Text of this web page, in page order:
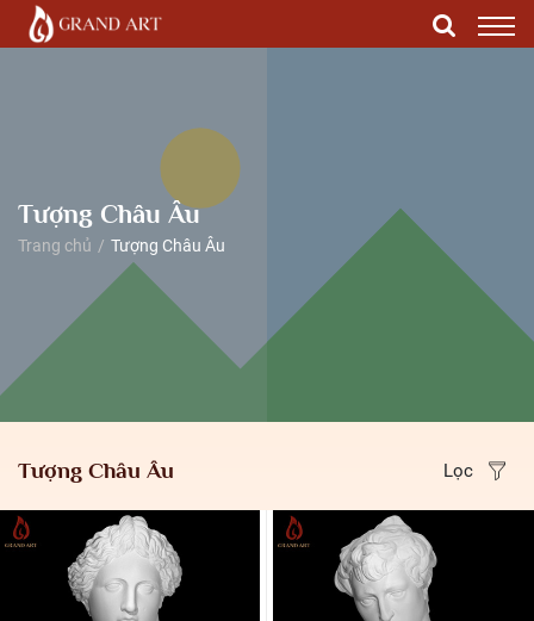
Tượng Châu Âu
Trang chủ Tượng Châu Âu
Tượng Châu Âu Lọc